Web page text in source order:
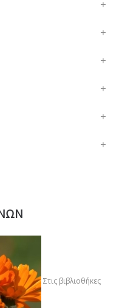
Στις βιβλιοθήκες